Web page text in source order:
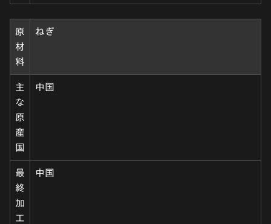
原
材
料
ねぎ
主
な
原
産
国
中国
最
終
加
工
中国